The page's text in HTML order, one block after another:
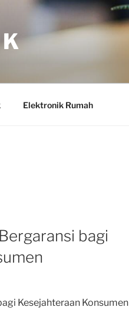
Elektronik Rumah
bagi
Kesejahteraan Konsumen